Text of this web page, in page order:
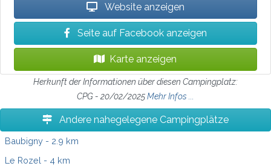
Website anzeigen
Seite auf Facebook anzeigen
Karte anzeigen
Herkunft der Informationen über diesen Campingplatz:
CPG - 20/02/2025Mehr Infos ...
Andere nahegelegene Campingplätze
Baubigny - 2.9 km
Le Rozel - 4 km